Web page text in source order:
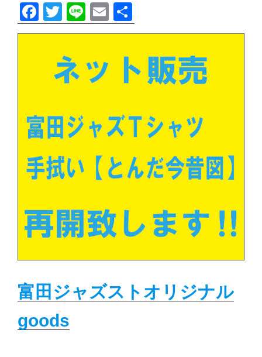
F
a
o
k
T
wi
er
Li
n
E
m 有
富田ジャズストオリジナル
goods